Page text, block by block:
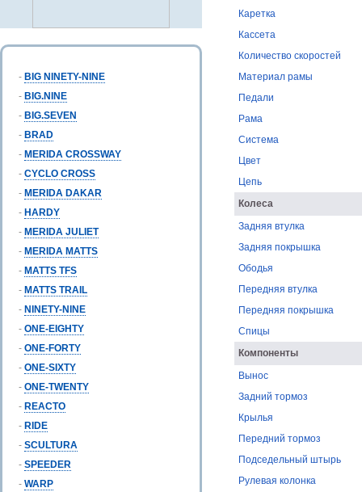
- BIG NINETY-NINE
- BIG.NINE
- BIG.SEVEN
- BRAD
- MERIDA CROSSWAY
- CYCLO CROSS
- MERIDA DAKAR
- HARDY
- MERIDA JULIET
- MERIDA MATTS
- MATTS TFS
- MATTS TRAIL
- NINETY-NINE
- ONE-EIGHTY
- ONE-FORTY
- ONE-SIXTY
- ONE-TWENTY
- REACTO
- RIDE
- SCULTURA
- SPEEDER
- WARP
Каретка
Кассета
Количество скоростей
Материал рамы
Педали
Рама
Система
Цвет
Цепь
Колеса
Задняя втулка
Задняя покрышка
Ободья
Передняя втулка
Передняя покрышка
Спицы
Компоненты
Вынос
Задний тормоз
Крылья
Передний тормоз
Подседельный штырь
Рулевая колонка